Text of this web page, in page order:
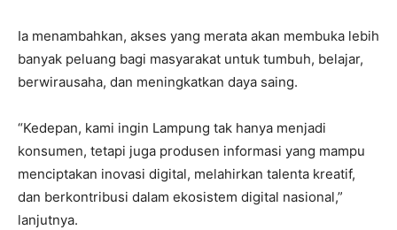
Ia menambahkan, akses yang merata akan membuka lebih
banyak peluang bagi masyarakat untuk tumbuh, belajar,
berwirausaha, dan meningkatkan daya saing.
“Kedepan, kami ingin Lampung tak hanya menjadi
konsumen, tetapi juga produsen informasi yang mampu
menciptakan inovasi digital, melahirkan talenta kreatif,
dan berkontribusi dalam ekosistem digital nasional,”
lanjutnya.